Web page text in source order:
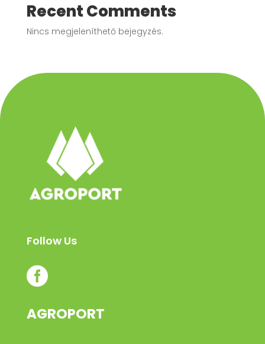
Recent Comments
Nincs megjeleníthető bejegyzés.
Follow Us

AGROPORT